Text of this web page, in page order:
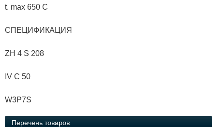
Конференции
Личности
t. max 650 C
СПЕЦИФИКАЦИЯ
ZH 4 S 208
IV C 50
W3P7S
Перечень товаров